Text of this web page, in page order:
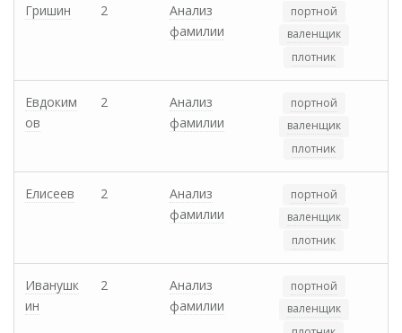
Гришин 2
Анализ
фамилии
портной
валенщик
плотник
Евдоким
ов
2
Анализ
фамилии
портной
валенщик
плотник
Елисеев 2
Анализ
фамилии
портной
валенщик
плотник
Иванушк
ин
2
Анализ
фамилии
портной
валенщик